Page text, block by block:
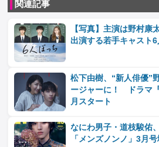
関連記事
【写真】主演は野村
出演する若手キャスト6
松下由樹、“新人俳優”
ージャーに！ ドラマ
月スタート
なにわ男子・道枝駿佑
「メンズノンノ」3月